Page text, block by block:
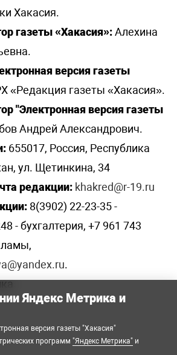
Хакасия.
газеты «Хакасия»:Алехина
версия газеты
«Редакция газеты «Хакасия».
"Электронная версия газеты
Андрей Александрович.
655017, Россия, Республика
ул. Щетинкина, 34
редакции: khakred@r-19.ru
8(3902) 22-23-35 -
- бухгалтерия, +7 961 743
.
Яндекс Метрика и
версия газеты "Хакасия"
программ "Яндекс Метрика" и